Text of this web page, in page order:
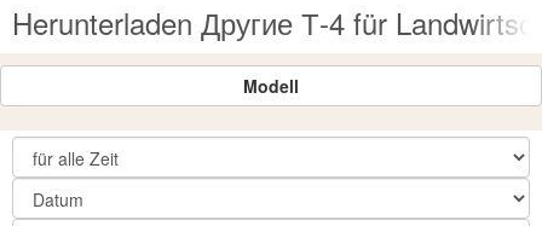
Herunterladen Другие Т-4 für
Modell